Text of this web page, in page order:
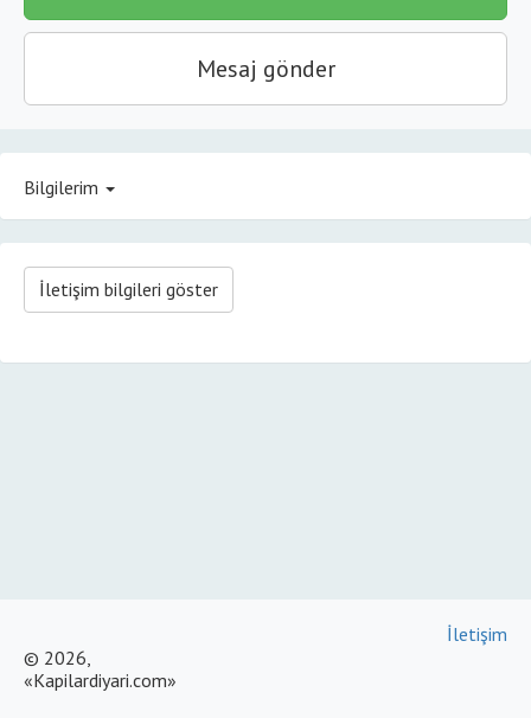
Mesaj gönder
Bilgilerim
İletişim bilgileri göster
© 2026,
«Kapilardiyari.com»
İletişim